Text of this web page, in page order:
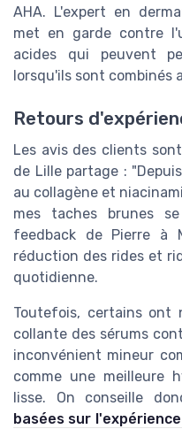
AHA. L'expert en
met en garde contre
acides qui peuvent
lorsqu'ils sont combinés
Retours
Les avis des clients
de Lille partage :
au collagène et
mes taches brunes
feedback de Pierre à
réduction des rides et
quotidienne.
Toutefois, certains ont
collante des sérums
inconvénient mineur
comme une meilleure
lisse. On conseille
basées sur